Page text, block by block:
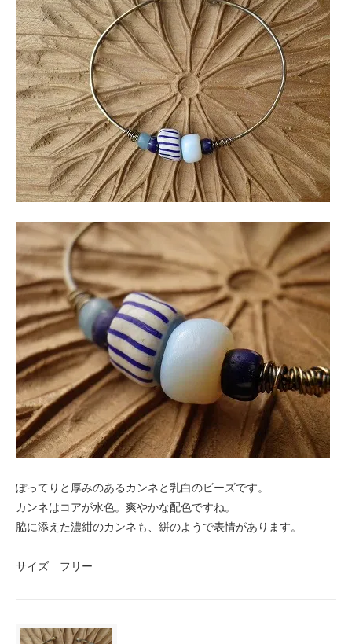
ぽってりと厚みのあるカンネと乳白のビーズです。
カンネはコアが水色。爽やかな配色ですね。
脇に添えた濃紺のカンネも、絣のようで表情があります。
サイズ フリー